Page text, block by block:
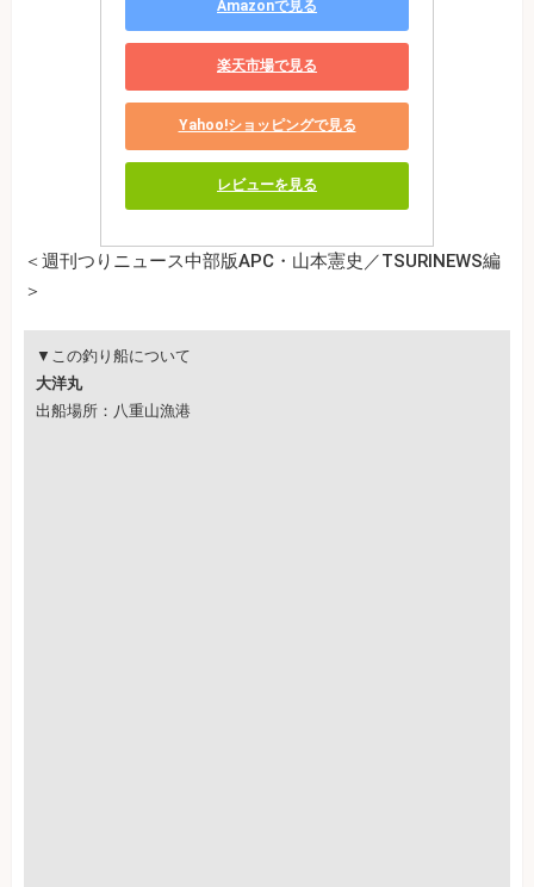
Amazonで見る
楽天市場で見る
Yahoo!ショッピングで見る
レビューを見る
＜週刊つりニュース中部版APC・山本憲史／TSURINEWS編
＞
▼この釣り船について
大洋丸
出船場所：八重山漁港